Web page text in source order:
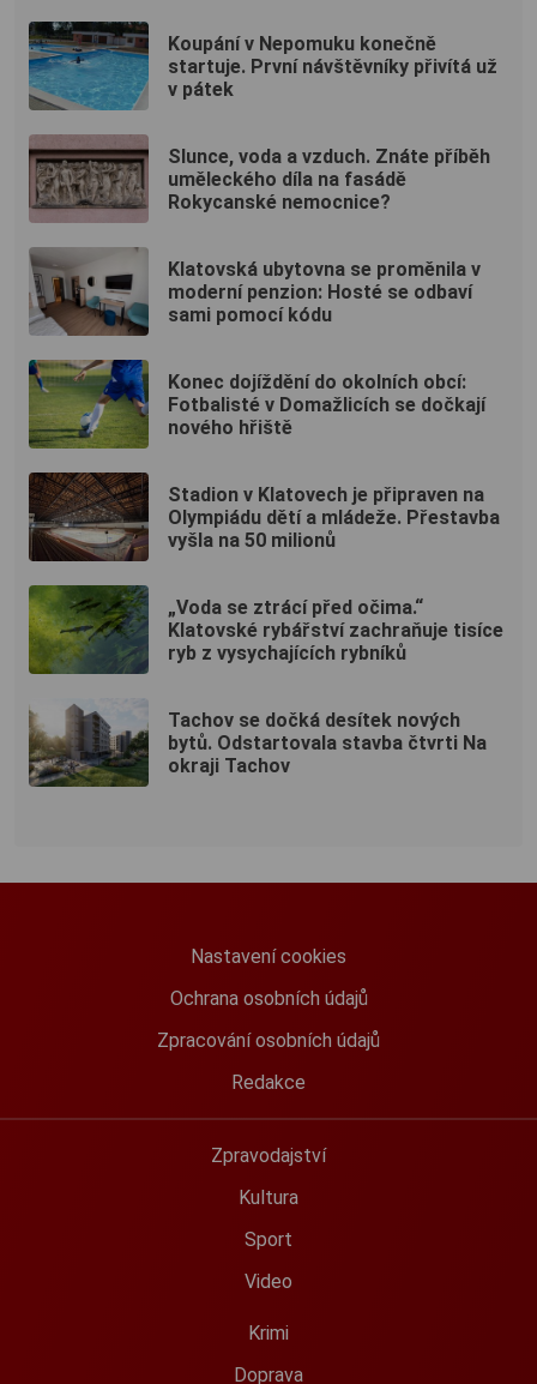
Koupání v Nepomuku konečně
startuje. První návštěvníky přivítá už
v pátek
Slunce, voda a vzduch. Znáte příběh
uměleckého díla na fasádě
Rokycanské nemocnice?
Klatovská ubytovna se proměnila v
moderní penzion: Hosté se odbaví
sami pomocí kódu
Konec dojíždění do okolních obcí:
Fotbalisté v Domažlicích se dočkají
nového hřiště
Stadion v Klatovech je připraven na
Olympiádu dětí a mládeže. Přestavba
vyšla na 50 milionů
„Voda se ztrácí před očima.“
Klatovské rybářství zachraňuje tisíce
ryb z vysychajících rybníků
Tachov se dočká desítek nových
bytů. Odstartovala stavba čtvrti Na
okraji Tachov
Nastavení cookies
Ochrana osobních údajů
Zpracování osobních údajů
Redakce
Zpravodajství
Kultura
Sport
Video
Krimi
Doprava